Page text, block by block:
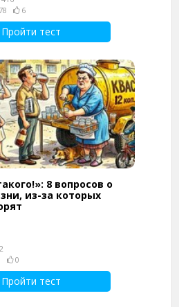
6
Пройти тест
8 вопросов о
из-за которых
0
Пройти тест